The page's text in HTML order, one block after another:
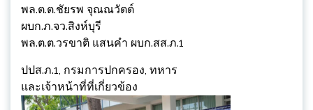
พล.ต.ต.ชัยรพ จุณณวัตต์
ผบก.ภ.จว.สิงห์บุรี
พล.ต.ต.วรขาติ แสนคำ ผบก.สส.ภ.1
ปปส.ภ.1, กรมการปกครอง, ทหาร
และเจ้าหน้าที่ที่เกี่ยวข้อง